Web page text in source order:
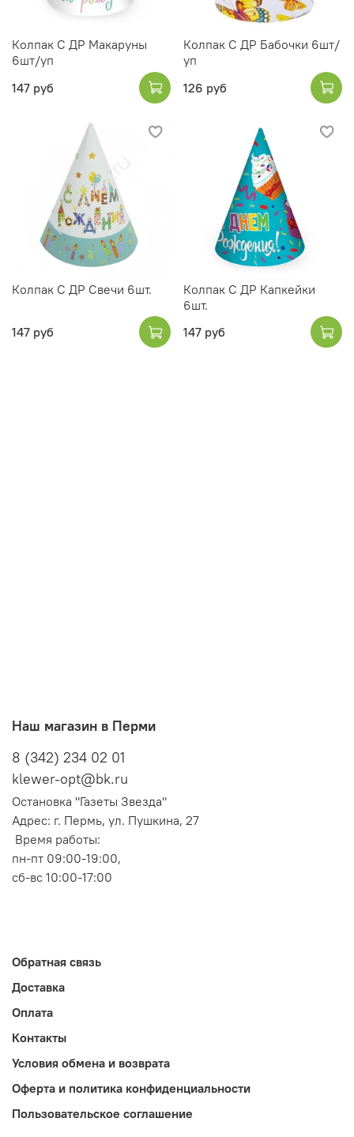
Колпак С ДР Макаруны
6шт/уп
147 руб
Колпак С ДР Бабочки 6шт/
уп
126 руб
Колпак С ДР Свечи 6шт.
147 руб
Колпак С ДР Капкейки
6шт.
147 руб
Наш магазин в Перми
8 (342) 234 02 01
klewer-opt@bk.ru
Остановка "Газеты Звезда"
Адрес: г. Пермь, ул. Пушкина, 27
Время работы:
пн-пт 09:00-19:00,
сб-вс 10:00-17:00
Обратная связь
Доставка
Оплата
Контакты
Условия обмена и возврата
Оферта и политика конфиденциальности
Пользовательское соглашение